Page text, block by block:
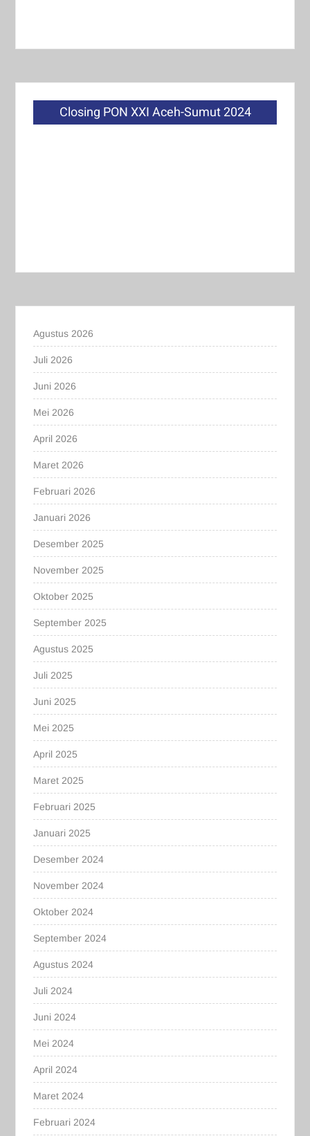
Closing PON XXI Aceh-Sumut 2024
Agustus 2026
Juli 2026
Juni 2026
Mei 2026
April 2026
Maret 2026
Februari 2026
Januari 2026
Desember 2025
November 2025
Oktober 2025
September 2025
Agustus 2025
Juli 2025
Juni 2025
Mei 2025
April 2025
Maret 2025
Februari 2025
Januari 2025
Desember 2024
November 2024
Oktober 2024
September 2024
Agustus 2024
Juli 2024
Juni 2024
Mei 2024
April 2024
Maret 2024
Februari 2024